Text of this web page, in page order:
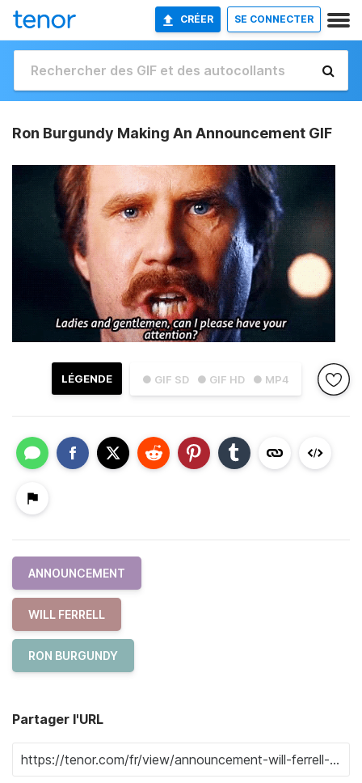
CRÉER SE CONNECTER
Ron Burgundy Making An Announcement GIF
● GIF SD ● GIF HD ● MP4
LÉGENDE
ANNOUNCEMENT
WILL FERRELL
RON BURGUNDY
Partager l'URL